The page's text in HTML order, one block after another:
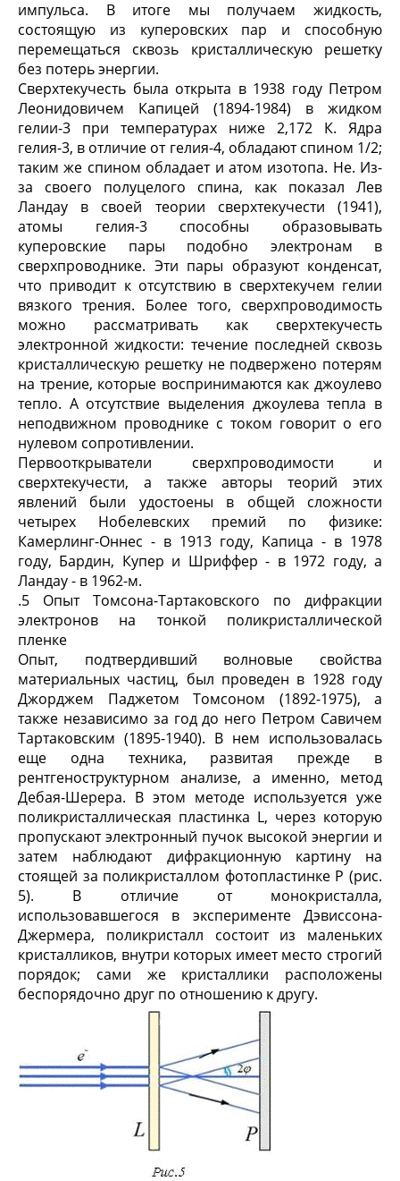
импульса. В итоге мы получаем жидкость,
состоящую из куперовских пар и способную
перемещаться сквозь кристаллическую решетку
без потерь энергии.
Сверхтекучесть была открыта в 1938 году Петром
Леонидовичем Капицей (1894-1984) в жидком
гелии-3 при температурах ниже 2,172 К. Ядра
гелия-3, в отличие от гелия-4, обладают спином 1/2;
таким же спином обладает и атом изотопа. Не. Из-
за своего полуцелого спина, как показал Лев
Ландау в своей теории сверхтекучести (1941),
атомы гелия-3 способны образовывать
куперовские пары подобно электронам в
сверхпроводнике. Эти пары образуют конденсат,
что приводит к отсутствию в сверхтекучем гелии
вязкого трения. Более того, сверхпроводимость
можно рассматривать как сверхтекучесть
электронной жидкости: течение последней сквозь
кристаллическую решетку не подвержено потерям
на трение, которые воспринимаются как джоулево
тепло. А отсутствие выделения джоулева тепла в
неподвижном проводнике с током говорит о его
нулевом сопротивлении.
Первооткрыватели сверхпроводимости и
сверхтекучести, а также авторы теорий этих
явлений были удостоены в общей сложности
четырех Нобелевских премий по физике:
Камерлинг-Оннес - в 1913 году, Капица - в 1978
году, Бардин, Купер и Шриффер - в 1972 году, а
Ландау - в 1962-м.
.5 Опыт Томсона-Тартаковского по дифракции
электронов на тонкой поликристаллической
пленке
Опыт, подтвердивший волновые свойства
материальных частиц, был проведен в 1928 году
Джорджем Паджетом Томсоном (1892-1975), а
также независимо за год до него Петром Савичем
Тартаковским (1895-1940). В нем использовалась
еще одна техника, развитая прежде в
рентгеноструктурном анализе, а именно, метод
Дебая-Шерера. В этом методе используется уже
поликристаллическая пластинка L, через которую
пропускают электронный пучок высокой энергии и
затем наблюдают дифракционную картину на
стоящей за поликристаллом фотопластинке P (рис.
5). В отличие от монокристалла,
использовавшегося в эксперименте Дэвиссона-
Джермера, поликристалл состоит из маленьких
кристалликов, внутри которых имеет место строгий
порядок; сами же кристаллики расположены
беспорядочно друг по отношению к другу.